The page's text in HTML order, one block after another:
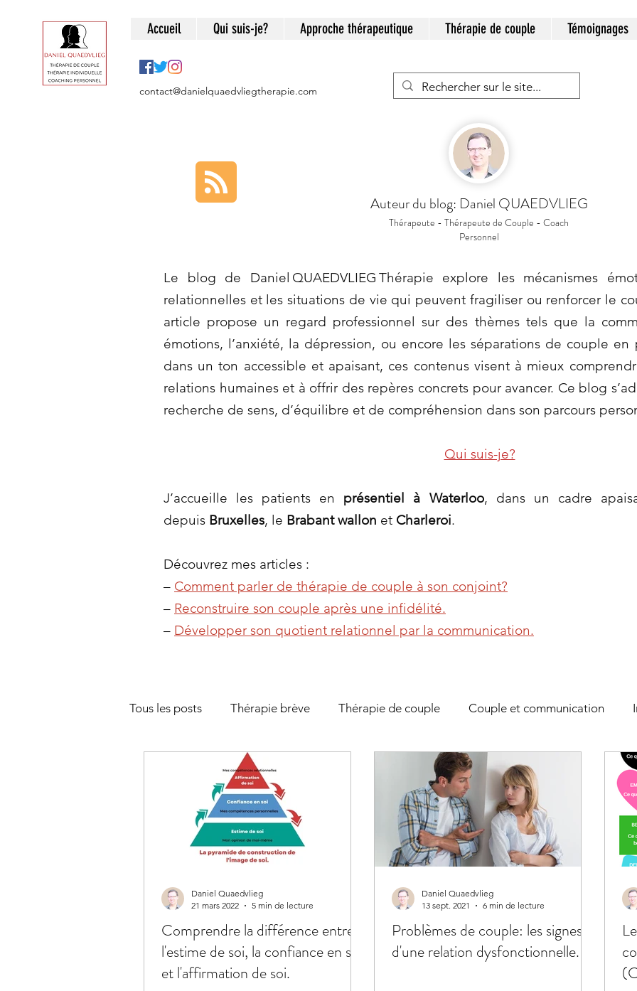
Accueil Qui suis-je? Approche thérapeutique Thérapie de couple Témoignages
contact@danielquaedvliegtherapie.com
Tous les posts Thérapie brève Thérapie de couple Couple et communication
Couple et séparation Anxiété/Stress
Communication Gestion des conflits Développement personnel
Comprendre la différence entre
l'estime de soi, la confiance en soi
et l'affirmation de soi.
Daniel Quaedvlieg
21 mars 2022
5 min de lecture
Problèmes de couple: les signes
d'une relation dysfonctionnelle.
Daniel Quaedvlieg
13 sept. 2021
6 min de lecture
Auteur du blog: Daniel QUAEDVLIEG
Thérapeute - Thérapeute de Couple - Coach
Personnel
Le blog de Daniel QUAEDVLIEG Thérapie explore les mécanismes
relationnelles et les situations de vie qui peuvent fragiliser ou renforcer le
article propose un regard professionnel sur des thèmes tels que la
émotions, l’anxiété, la dépression, ou encore les séparations de couple
dans un ton accessible et apaisant, ces contenus visent à mieux
relations humaines et à offrir des repères concrets pour avancer. Ce blog
recherche de sens, d’équilibre et de compréhension dans son parcours
Qui suis-je?
J’accueille les patients en présentiel à Waterloo, dans un cadre
depuis Bruxelles, le Brabant wallon et Charleroi.
Découvrez mes articles :
– Comment parler de thérapie de couple à son conjoint?
– Reconstruire son couple après une infidélité.
– Développer son quotient relationnel par la communication.